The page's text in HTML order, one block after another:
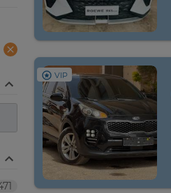
VIP